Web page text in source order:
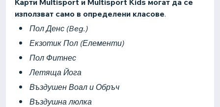
Карти Multisport и Multisport Kids могат да се
използват само в определени класове.
Пол Денс (Beg.)
Екзотик Пол (Елементи)
Пол Фитнес
Летяща Йога
Въздушен Воал и Обръч
Въздушна люлка